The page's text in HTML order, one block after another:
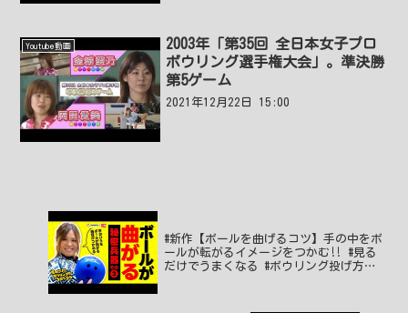
ーンに入り❨ス...
Youtube動画
2003年「第35回 全日本女子プロ
ボウリング選手権大会」。準決勝
第5ゲーム
2021年12月22日 15:00
#新作【ボールを曲げるコツ】手の中をボ
ールが転がるイメージをつかむ‼ #見る
だけでうまくなる #ボウリング投げ方